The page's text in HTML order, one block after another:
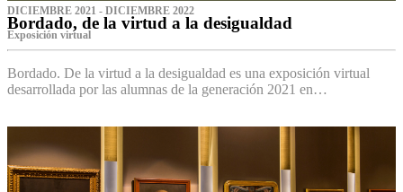
DICIEMBRE 2021 - DICIEMBRE 2022
Bordado, de la virtud a la desigualdad
Exposición virtual‌
Bordado. De la virtud a la desigualdad es una exposición virtual
desarrollada por las alumnas de la generación 2021 en…